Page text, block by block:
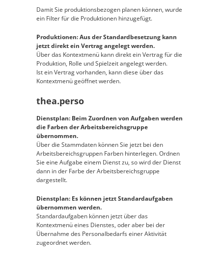
Damit Sie produktionsbezogen planen können, wurde
ein Filter für die Produktionen hinzugefügt.
Produktionen: Aus der Standardbesetzung kann
jetzt direkt ein Vertrag angelegt werden.
Über das Kontextmenü kann direkt ein Vertrag für die
Produktion, Rolle und Spielzeit angelegt werden.
Ist ein Vertrag vorhanden, kann diese über das
Kontextmenü geöffnet werden.
thea.perso
Dienstplan: Beim Zuordnen von Aufgaben werden
die Farben der Arbeitsbereichsgruppe
übernommen.
Über die Stammdaten können Sie jetzt bei den
Arbeitsbereichsgruppen Farben hinterlegen. Ordnen
Sie eine Aufgabe einem Dienst zu, so wird der Dienst
dann in der Farbe der Arbeitsbereichsgruppe
dargestellt.
Dienstplan: Es können jetzt Standardaufgaben
übernommen werden.
Standardaufgaben können jetzt über das
Kontextmenü eines Dienstes, oder aber bei der
Übernahme des Personalbedarfs einer Aktivität
zugeordnet werden.